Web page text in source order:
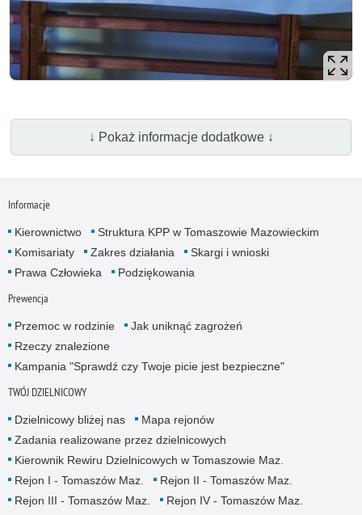
↓ Pokaż informacje dodatkowe ↓
Informacje
Kierownictwo
Struktura KPP w Tomaszowie Mazowieckim
Komisariaty
Zakres działania
Skargi i wnioski
Prawa Człowieka
Podziękowania
Prewencja
Przemoc w rodzinie
Jak uniknąć zagrożeń
Rzeczy znalezione
Kampania "Sprawdź czy Twoje picie jest bezpieczne"
TWÓJ DZIELNICOWY
Dzielnicowy bliżej nas
Mapa rejonów
Zadania realizowane przez dzielnicowych
Kierownik Rewiru Dzielnicowych w Tomaszowie Maz.
Rejon I - Tomaszów Maz.
Rejon II - Tomaszów Maz.
Rejon III - Tomaszów Maz.
Rejon IV - Tomaszów Maz.